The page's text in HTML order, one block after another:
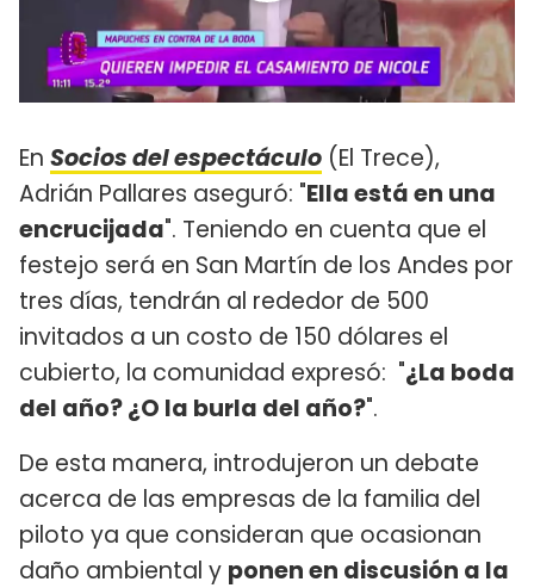
En Socios del espectáculo (El Trece),
Adrián Pallares aseguró: "Ella está en una
encrucijada". Teniendo en cuenta que el
festejo será en San Martín de los Andes por
tres días, tendrán al rededor de 500
invitados a un costo de 150 dólares el
cubierto, la comunidad expresó: "¿La boda
del año? ¿O la burla del año?".
De esta manera, introdujeron un debate
acerca de las empresas de la familia del
piloto ya que consideran que ocasionan
daño ambiental y ponen en discusión a la